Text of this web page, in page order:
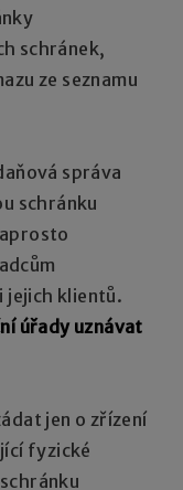
schránek,
ze seznamu
správa
schránku
jejich klientů.
úřady uznávat
jen o zřízení
fyzické